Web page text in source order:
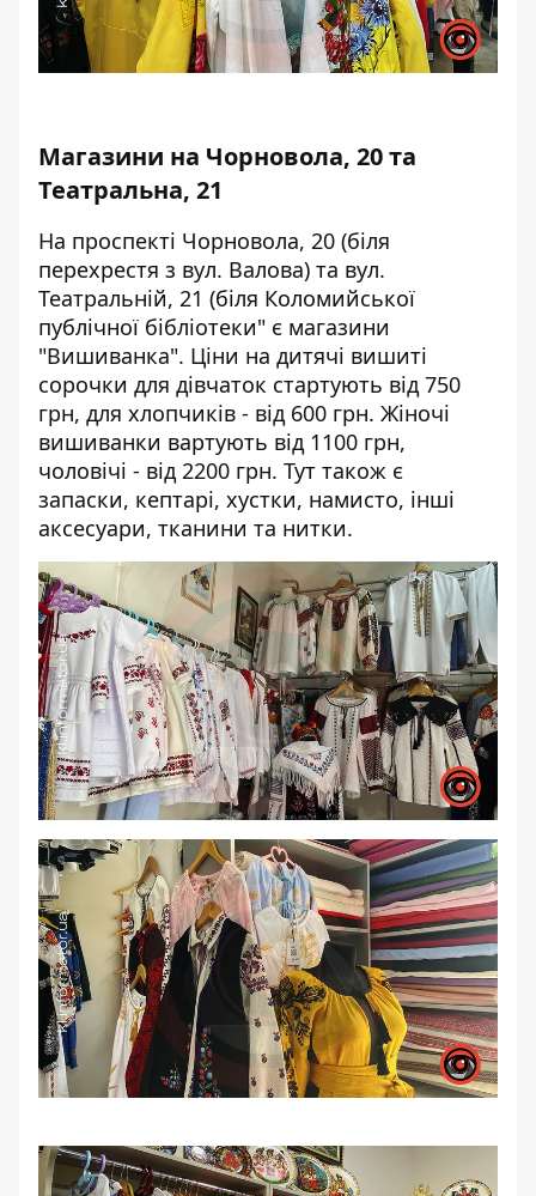
Магазини на Чорновола, 20 та
Театральна, 21
На проспекті Чорновола, 20 (біля
перехрестя з вул. Валова) та вул.
Театральній, 21 (біля Коломийської
публічної бібліотеки" є магазини
"Вишиванка". Ціни на дитячі вишиті
сорочки для дівчаток стартують від 750
грн, для хлопчиків - від 600 грн. Жіночі
вишиванки вартують від 1100 грн,
чоловічі - від 2200 грн. Тут також є
запаски, кептарі, хустки, намисто, інші
аксесуари, тканини та нитки.